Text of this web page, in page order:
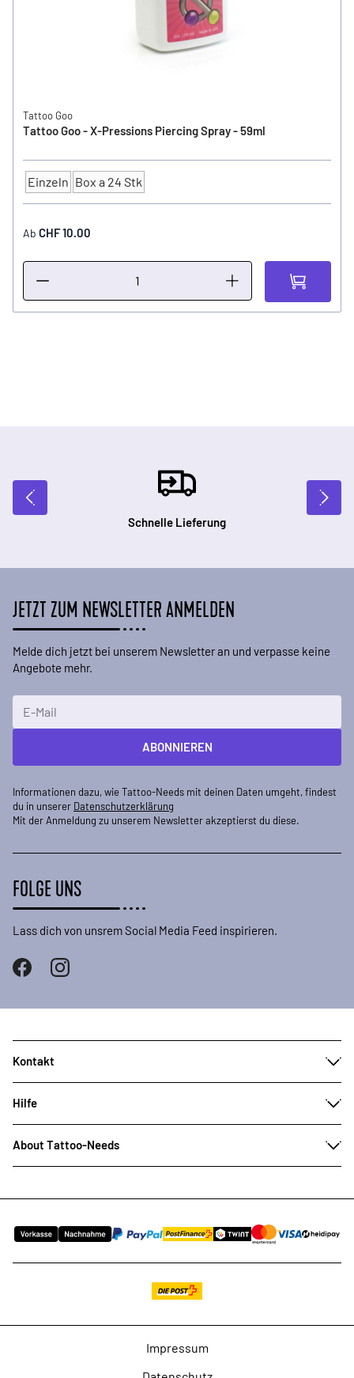
Tattoo Goo
Tattoo Goo - X-Pressions Piercing Spray - 59ml
Anzahl
Einzeln Box a 24 Stk
Ab CHF 10.00
Schnelle Lieferung
JETZT ZUM NEWSLETTER ANMELDEN
Melde dich jetzt bei unserem Newsletter an und verpasse keine
Angebote mehr.
ABONNIEREN
Informationen dazu, wie Tattoo-Needs mit deinen Daten umgeht, findest
du in unserer Datenschutzerklärung
Mit der Anmeldung zu unserem Newsletter akzeptierst du diese.
FOLGE UNS
Lass dich von unsrem Social Media Feed inspirieren.
Kontakt
Hilfe
About Tattoo-Needs
Impressum